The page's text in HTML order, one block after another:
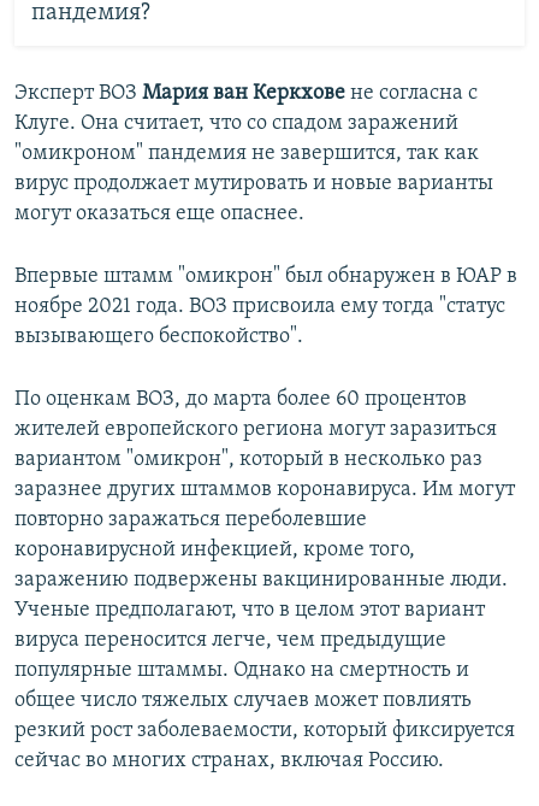
пандемия?
Эксперт ВОЗ Мария ван Керкхове не согласна с
Клуге. Она считает, что со спадом заражений
"омикроном" пандемия не завершится, так как
вирус продолжает мутировать и новые варианты
могут оказаться еще опаснее.
Впервые штамм "омикрон" был обнаружен в ЮАР в
ноябре 2021 года. ВОЗ присвоила ему тогда "статус
вызывающего беспокойство".
По оценкам ВОЗ, до марта более 60 процентов
жителей европейского региона могут заразиться
вариантом "омикрон", который в несколько раз
заразнее других штаммов коронавируса. Им могут
повторно заражаться переболевшие
коронавирусной инфекцией, кроме того,
заражению подвержены вакцинированные люди.
Ученые предполагают, что в целом этот вариант
вируса переносится легче, чем предыдущие
популярные штаммы. Однако на смертность и
общее число тяжелых случаев может повлиять
резкий рост заболеваемости, который фиксируется
сейчас во многих странах, включая Россию.